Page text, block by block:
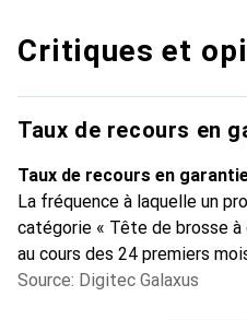
Critiques et
Taux de recours en
Taux de recours en
La fréquence à laquelle un
catégorie « Tête de brosse
au cours des 24 premiers
Source: Digitec Galaxus